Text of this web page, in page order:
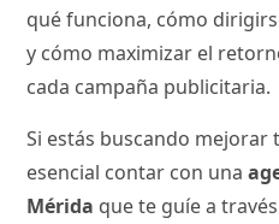
qué funciona, cómo
y cómo maximizar el
cada campaña publicitaria.
Si estás buscando mejorar
esencial contar con una
Mérida que te guíe a